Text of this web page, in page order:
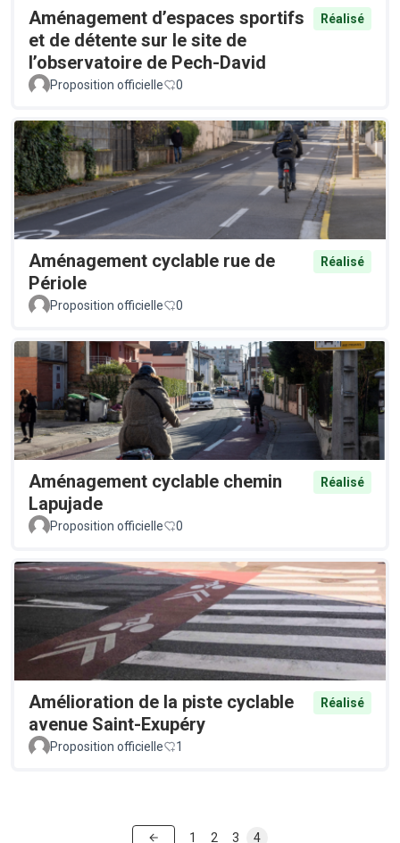
Aménagement d’espaces sportifs
et de détente sur le site de
l’observatoire de Pech-David
Réalisé
Proposition officielle 0
Aménagement cyclable rue de
Périole
Réalisé
Proposition officielle 0
Aménagement cyclable chemin
Lapujade
Réalisé
Proposition officielle 0
Amélioration de la piste cyclable
avenue Saint-Exupéry
Réalisé
Proposition officielle 1
1 2 3 4